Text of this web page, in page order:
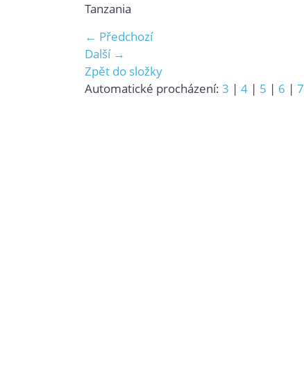
Tanzania
← Předchozí
Další →
Zpět do složky
Automatické procházení: 3 | 4 | 5 | 6 | 7